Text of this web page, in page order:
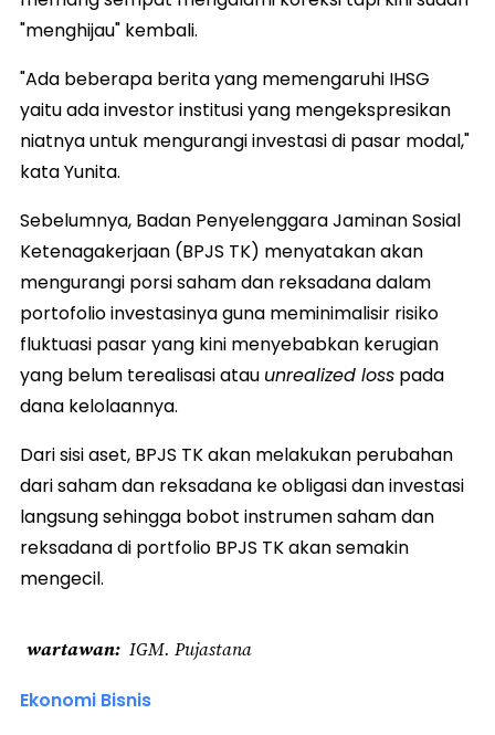
"menghijau" kembali.
"Ada beberapa berita yang memengaruhi IHSG
yaitu ada investor institusi yang mengekspresikan
niatnya untuk mengurangi investasi di pasar modal,"
kata Yunita.
Sebelumnya, Badan Penyelenggara Jaminan Sosial
Ketenagakerjaan (BPJS TK) menyatakan akan
mengurangi porsi saham dan reksadana dalam
portofolio investasinya guna meminimalisir risiko
fluktuasi pasar yang kini menyebabkan kerugian
yang belum terealisasi atau unrealized loss pada
dana kelolaannya.
Dari sisi aset, BPJS TK akan melakukan perubahan
dari saham dan reksadana ke obligasi dan investasi
langsung sehingga bobot instrumen saham dan
reksadana di portfolio BPJS TK akan semakin
mengecil.
wartawan IGM. Pujastana
Ekonomi Bisnis